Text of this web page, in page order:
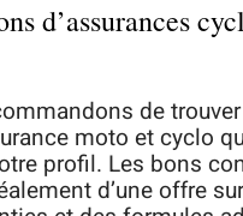
d’assurances
de
moto et cyclo
profil. Les bons
d’une offre